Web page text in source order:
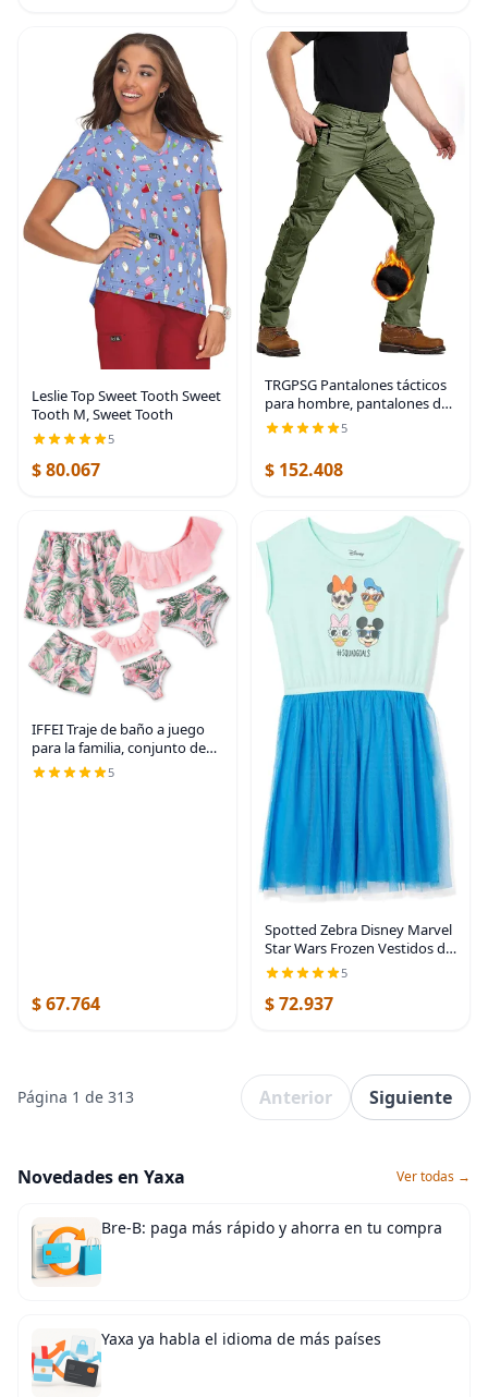
Leslie Top Sweet Tooth Sweet
Tooth M, Sweet Tooth
5
$ 80.067
TRGPSG Pantalones tácticos
para hombre, pantalones de
senderismo, pantalones
cargo de camuflaje militar,
pantalones de trabajo
casuales con
5
$ 152.408
IFFEI Traje de baño a juego
para la familia, conjunto de
bikini con volantes para
mamá y yo, dos piezas, trajes
5
$ 67.764
Spotted Zebra Disney Marvel
Star Wars Frozen Vestidos de
tutú de manga corta de
punto para niñas y niños
pequeños
5
$ 72.937
Página 1 de 313 Anterior Siguiente
Novedades en Yaxa Ver todas →
Bre-B: paga más rápido y ahorra en tu compra
Yaxa ya habla el idioma de más países